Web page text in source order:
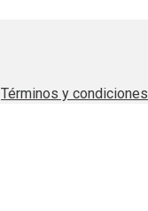
Términos y condiciones